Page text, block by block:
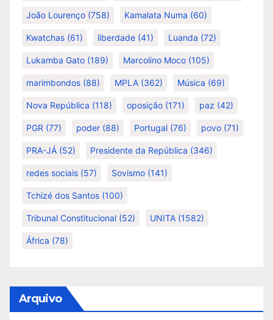
João Lourenço (758) Kamalata Numa (60)
Kwatchas (61) liberdade (41) Luanda (72)
Lukamba Gato (189) Marcolino Moco (105)
marimbondos (88) MPLA (362) Música (69)
Nova República (118) oposição (171) paz (42)
PGR (77) poder (88) Portugal (76) povo (71)
PRA-JÁ (52) Presidente da República (346)
redes sociais (57) Sovismo (141)
Tchizé dos Santos (100)
Tribunal Constitucional (52) UNITA (1582)
África (78)
Arquivo